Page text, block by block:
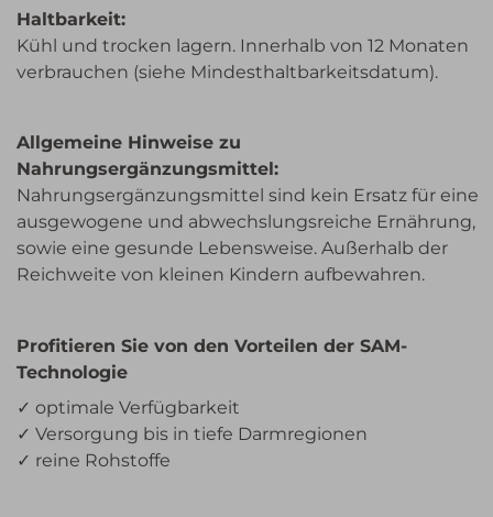
Haltbarkeit:
Kühl und trocken lagern. Innerhalb von 12 Monaten
verbrauchen (siehe Mindesthaltbarkeitsdatum).
Allgemeine Hinweise zu
Nahrungsergänzungsmittel:
Nahrungsergänzungsmittel sind kein Ersatz für eine
ausgewogene und abwechslungsreiche Ernährung,
sowie eine gesunde Lebensweise. Außerhalb der
Reichweite von kleinen Kindern aufbewahren.
Profitieren Sie von den Vorteilen der SAM-
Technologie
✓ optimale Verfügbarkeit
✓ Versorgung bis in tiefe Darmregionen
✓ reine Rohstoffe